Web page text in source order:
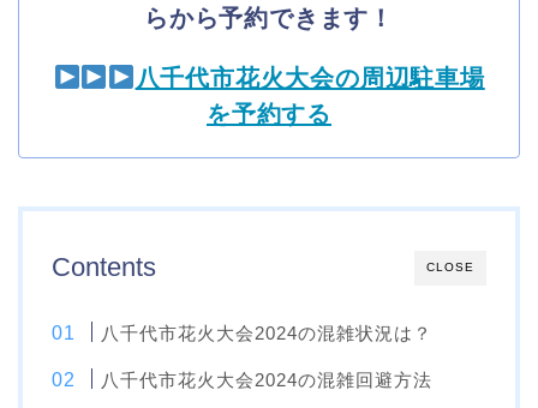
らから予約できます！
八千代市花火大会の周辺駐車場
を予約する
CLOSE
Contents
八千代市花火大会2024の混雑状況は？
八千代市花火大会2024の混雑回避方法